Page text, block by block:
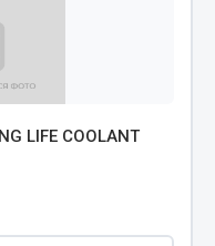
LIFE COOLANT